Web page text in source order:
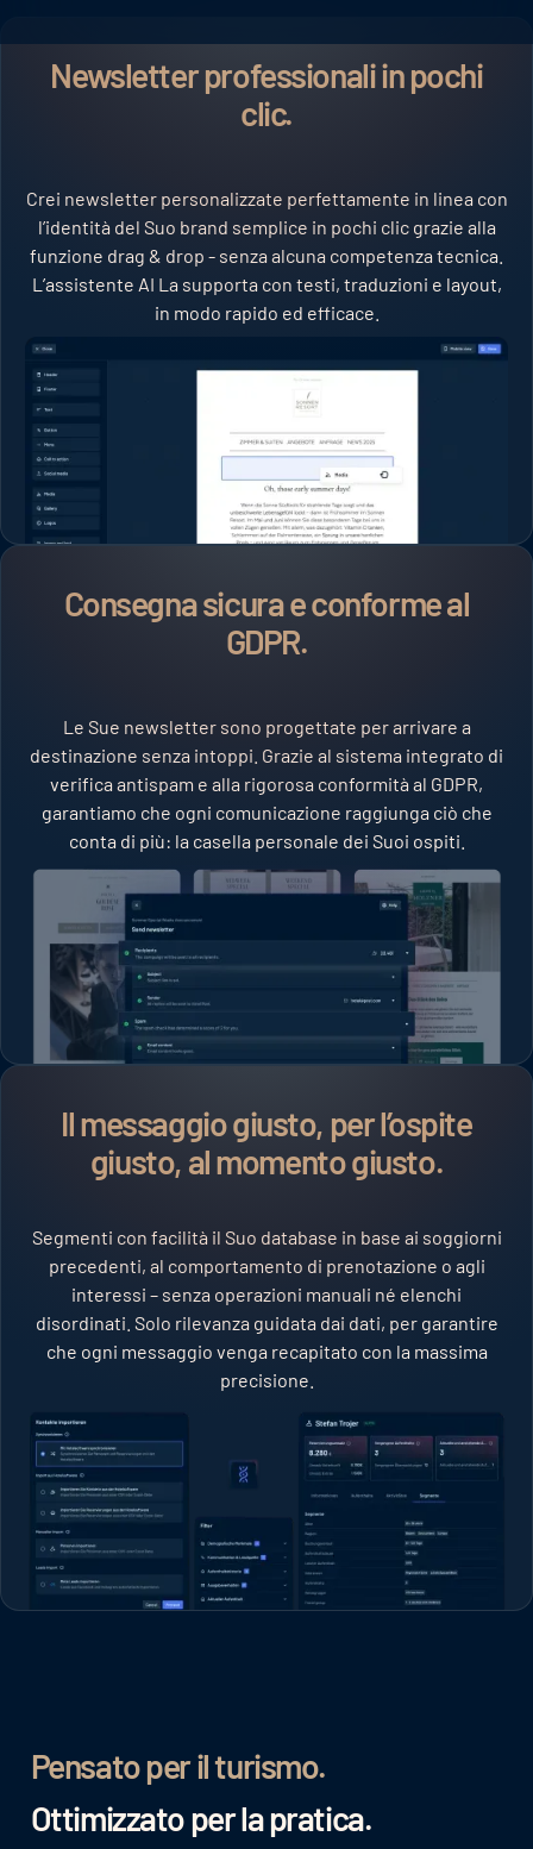
Newsletter professionali in pochi
clic.
Crei newsletter personalizzate perfettamente in linea con
l’identità del Suo brand semplice in pochi clic grazie alla
funzione drag & drop - senza alcuna competenza tecnica.
L’assistente AI La supporta con testi, traduzioni e layout,
in modo rapido ed efficace.
Consegna sicura e conforme al
GDPR.
Le Sue newsletter sono progettate per arrivare a
destinazione senza intoppi. Grazie al sistema integrato di
verifica antispam e alla rigorosa conformità al GDPR,
garantiamo che ogni comunicazione raggiunga ciò che
conta di più: la casella personale dei Suoi ospiti.
Il messaggio giusto, per l’ospite
giusto, al momento giusto.
Segmenti con facilità il Suo database in base ai soggiorni
precedenti, al comportamento di prenotazione o agli
interessi – senza operazioni manuali né elenchi
disordinati. Solo rilevanza guidata dai dati, per garantire
che ogni messaggio venga recapitato con la massima
precisione.
Pensato per il turismo.
Ottimizzato per la pratica.